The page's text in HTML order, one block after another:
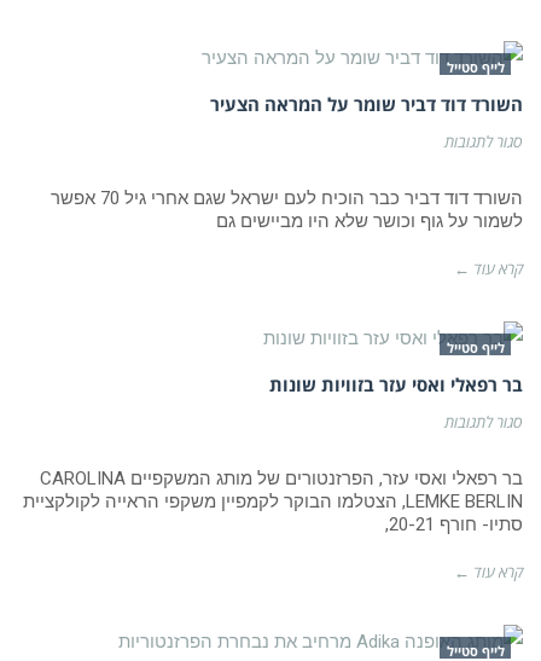
לייף סטייל
השורד דוד דביר שומר על המראה הצעיר
סגור לתגובות
דביר
שומר
על
השורד דוד דביר כבר הוכיח לעם ישראל שגם אחרי גיל 70 אפשר
לשמור על גוף וכושר שלא היו מביישים גם
קרא עוד ←
לייף סטייל
בר רפאלי ואסי עזר בזוויות שונות
סגור לתגובות
ואסי
עזר
בזוויות
שונות
בר רפאלי ואסי עזר, הפרזנטורים של מותג המשקפיים CAROLINA
LEMKE BERLIN, הצטלמו הבוקר לקמפיין משקפי הראייה לקולקציית
סתיו- חורף 20-21,
קרא עוד ←
לייף סטייל